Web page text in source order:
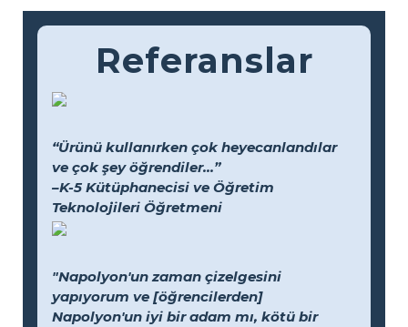
Referanslar
“Ürünü kullanırken çok heyecanlandılar
ve çok şey öğrendiler...”
–K-5 Kütüphanecisi ve Öğretim
Teknolojileri Öğretmeni
"Napolyon'un zaman çizelgesini
yapıyorum ve [öğrencilerden]
Napolyon'un iyi bir adam mı, kötü bir